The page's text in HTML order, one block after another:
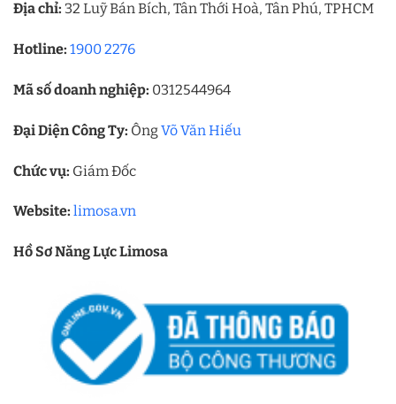
Địa chỉ: 32 Luỹ Bán Bích, Tân Thới Hoà, Tân Phú, TPHCM
Hotline: 1900 2276
Mã số doanh nghiệp: 0312544964
Đại Diện Công Ty: ÔngVõ Văn Hiếu
Chức vụ: Giám Đốc
Website: limosa.vn
Hồ Sơ Năng Lực Limosa